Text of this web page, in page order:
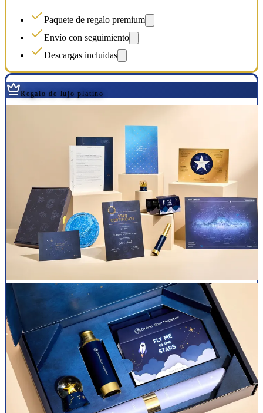
Paquete de regalo premium
Envío con seguimiento
Descargas incluidas
Regalo de lujo platino